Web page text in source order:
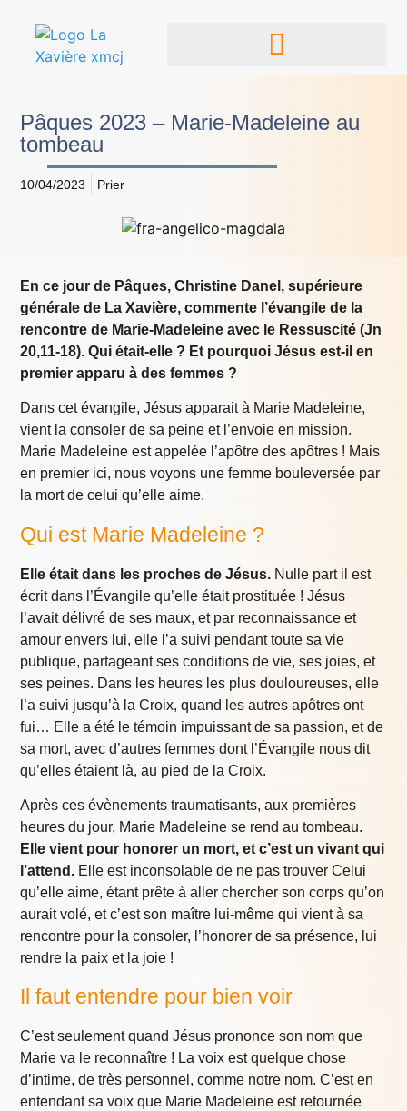
Pâques 2023 – Marie-Madeleine au
tombeau
10/04/2023 Prier
En ce jour de Pâques, Christine Danel, supérieure
générale de La Xavière, commente l’évangile de la
rencontre de Marie-Madeleine avec le Ressuscité (Jn
20,11-18). Qui était-elle ? Et pourquoi Jésus est-il en
premier apparu à des femmes ?
Dans cet évangile, Jésus apparait à Marie Madeleine,
vient la consoler de sa peine et l’envoie en mission.
Marie Madeleine est appelée l’apôtre des apôtres ! Mais
en premier ici, nous voyons une femme bouleversée par
la mort de celui qu’elle aime.
Qui est Marie Madeleine ?
Elle était dans les proches de Jésus. Nulle part il est
écrit dans l’Évangile qu’elle était prostituée ! Jésus
l’avait délivré de ses maux, et par reconnaissance et
amour envers lui, elle l’a suivi pendant toute sa vie
publique, partageant ses conditions de vie, ses joies, et
ses peines. Dans les heures les plus douloureuses, elle
l’a suivi jusqu’à la Croix, quand les autres apôtres ont
fui… Elle a été le témoin impuissant de sa passion, et de
sa mort, avec d’autres femmes dont l’Évangile nous dit
qu’elles étaient là, au pied de la Croix.
Après ces évènements traumatisants, aux premières
heures du jour, Marie Madeleine se rend au tombeau.
Elle vient pour honorer un mort, et c’est un vivant qui
l’attend. Elle est inconsolable de ne pas trouver Celui
qu’elle aime, étant prête à aller chercher son corps qu’on
aurait volé, et c’est son maître lui-même qui vient à sa
rencontre pour la consoler, l’honorer de sa présence, lui
rendre la paix et la joie !
Il faut entendre pour bien voir
C’est seulement quand Jésus prononce son nom que
Marie va le reconnaître ! La voix est quelque chose
d’intime, de très personnel, comme notre nom. C’est en
entendant sa voix que Marie Madeleine est retournée